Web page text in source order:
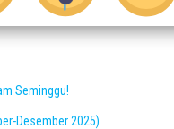
Seminggu!
Desember 2025)